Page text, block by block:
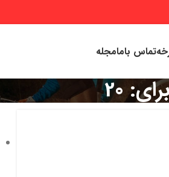
تماس بامامجله
20